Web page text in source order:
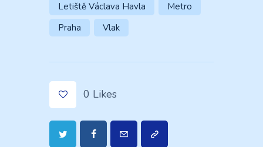
Letiště Václava Havla
Metro
Praha
Vlak
0 Likes